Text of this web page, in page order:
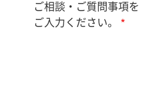
ご相談・ご質問事項を
ご入力ください。